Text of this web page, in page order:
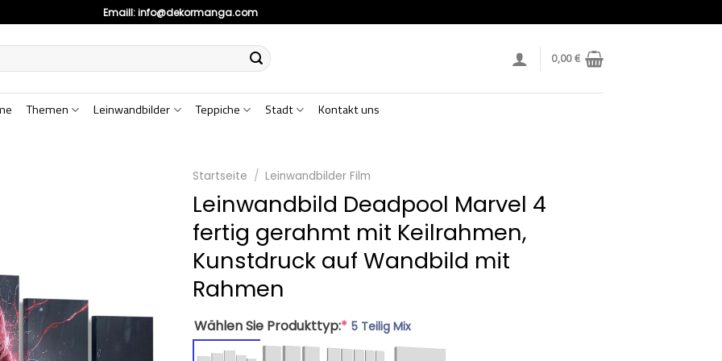
Emaill:info@dekormanga.com
0,00€
Themen Leinwandbilder Teppiche Stadt Kontakt uns
Startseite / Leinwandbilder Film
Leinwandbild Deadpool Marvel 4
fertig gerahmt mit Keilrahmen,
Kunstdruck auf Wandbild mit
Rahmen
Wählen Sie Produkttyp:* 5 Teilig Mix